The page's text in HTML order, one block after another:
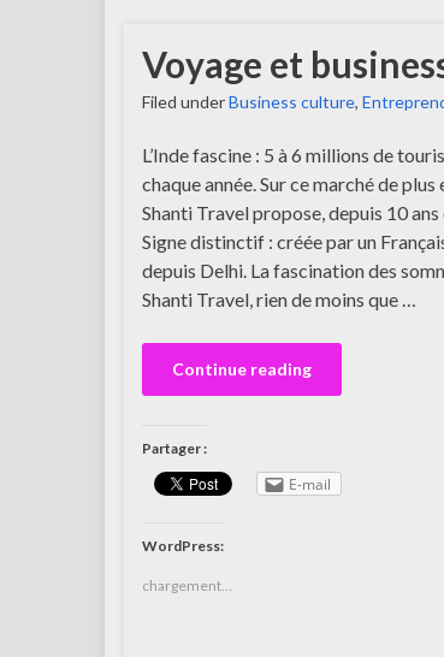
Voyage et
Filed underBusiness culture,
L’Inde fascine : 5 à 6 millions de
chaque année. Sur ce marché de
Shanti Travel propose, depuis 10
Signe distinctif : créée par un
depuis Delhi. La fascination des
Shanti Travel, rien de moins que …
Continue reading
Partager :
E-mail
WordPress:
chargement…